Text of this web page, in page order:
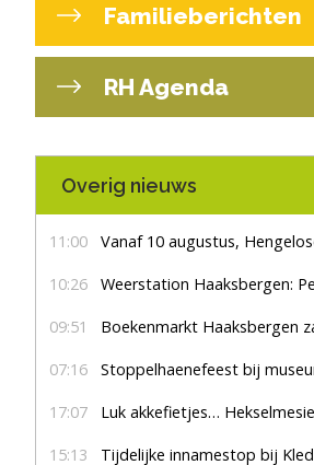
Familieberichten
RH Agenda
Overig nieuws
11:00 Vanaf 10 augustus, Hengelosestraat drie weken
10:26 Weerstation Haaksbergen:
09:51 Boekenmarkt Haaksbergen zaterdag 8
07:16 Stoppelhaenefeest bij museum
17:07 Luk akkefietjes…
15:13 Tijdelijke innamestop bij